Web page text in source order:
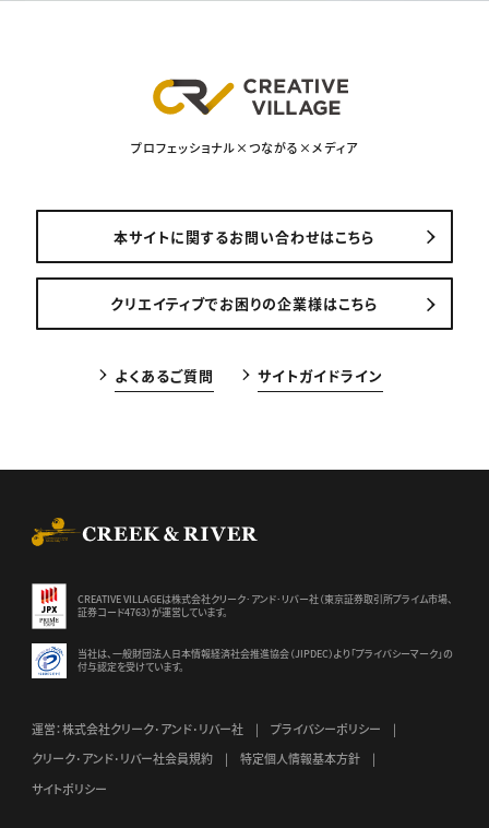
プロフェッショナル×つながる×メディア
本サイトに関するお問い合わせはこちら
クリエイティブでお困りの企業様はこちら
よくあるご質問 サイトガイドライン
CREATIVE VILLAGEは株式会社クリーク･アンド･リバー社（東京証券取引所プライム市場、
証券コード4763）が運営しています。
当社は、一般財団法人日本情報経済社会推進協会（JIPDEC）より 「プライバシーマーク」の
付与認定を受けています。
運営：株式会社クリーク･アンド･リバー社
プライバシーポリシー
クリーク･アンド･リバー社会員規約
特定個人情報基本方針
サイトポリシー